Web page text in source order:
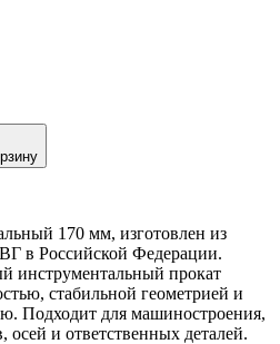
170 мм, изготовлен из
в Российской Федерации.
инструментальный прокат
стабильной геометрией и
Подходит для машиностроения,
осей и ответственных деталей.